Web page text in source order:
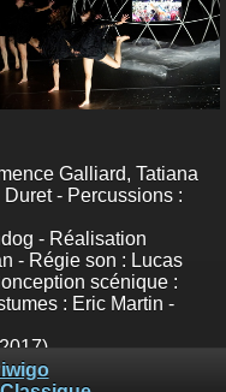
Galliard, Tatiana
- Percussions :
- Réalisation
- Régie son : Lucas
scénique :
: Eric Martin -